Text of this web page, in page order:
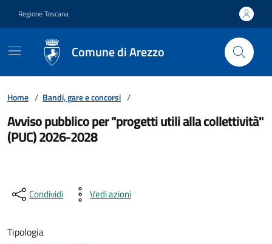
Regione Toscana
Comune di Arezzo
Home / Bandi, gare e concorsi /
Avviso pubblico per "progetti utili alla collettività"
(PUC) 2026-2028
Condividi Vedi azioni
Tipologia